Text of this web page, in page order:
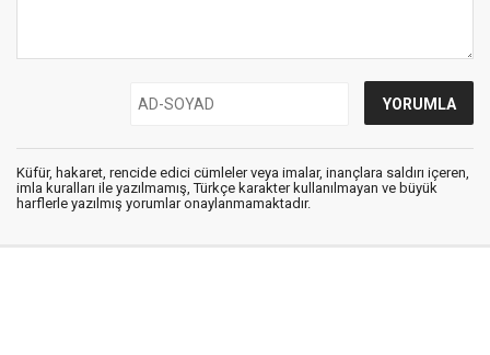
Küfür, hakaret, rencide edici cümleler veya imalar, inançlara saldırı içeren,
imla kuralları ile yazılmamış, Türkçe karakter kullanılmayan ve büyük
harflerle yazılmış yorumlar onaylanmamaktadır.